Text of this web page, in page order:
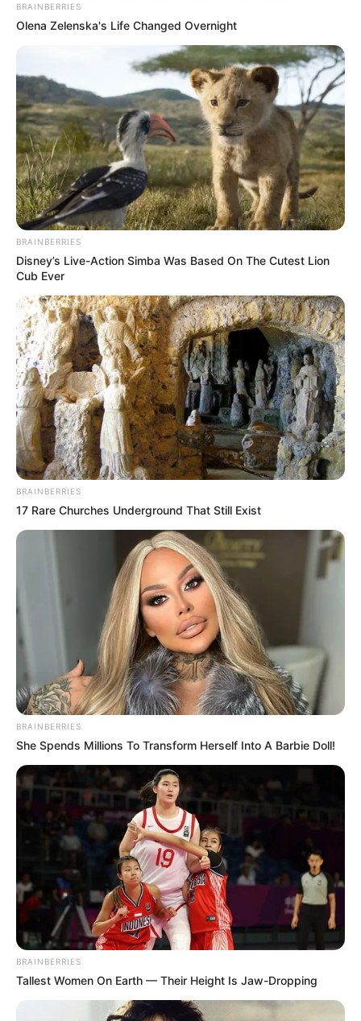
BRAINBERRIES
Olena Zelenska's Life Changed Overnight
BRAINBERRIES
Disney’s Live-Action Simba Was Based On The Cutest Lion
Cub Ever
BRAINBERRIES
17 Rare Churches Underground That Still Exist
BRAINBERRIES
She Spends Millions To Transform Herself Into A Barbie Doll!
BRAINBERRIES
Tallest Women On Earth — Their Height Is Jaw-Dropping